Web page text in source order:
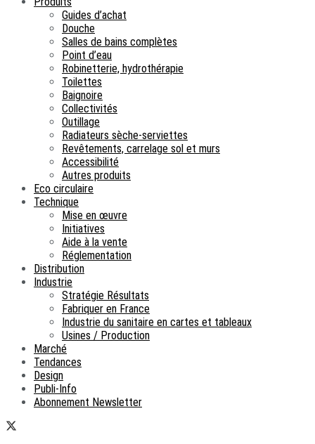
Guides d’achat
Douche
Salles de bains complètes
Point d’eau
Robinetterie, hydrothérapie
Toilettes
Baignoire
Collectivités
Outillage
Radiateurs sèche-serviettes
Revêtements, carrelage sol et murs
Accessibilité
Autres produits
Eco circulaire
Technique
Mise en œuvre
Initiatives
Aide à la vente
Réglementation
Distribution
Industrie
Stratégie Résultats
Fabriquer en France
Industrie du sanitaire en cartes et tableaux
Usines / Production
Marché
Tendances
Design
Publi-Info
Abonnement Newsletter